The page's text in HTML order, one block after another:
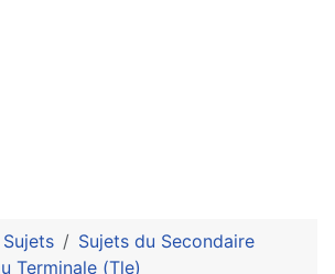
Sujets
Sujets du Secondaire
Terminale (Tle)